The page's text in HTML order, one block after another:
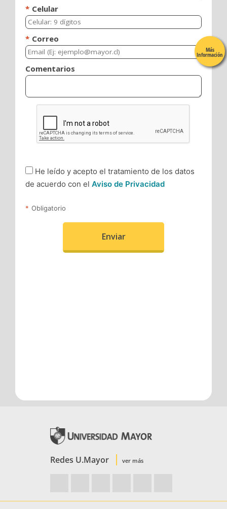
Más
Información
Redes U.Mayor ver más